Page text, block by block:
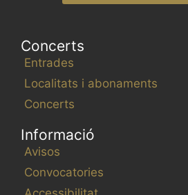
Concerts
Entrades
Localitats i abonaments
Concerts
Informació
Avisos
Convocatories